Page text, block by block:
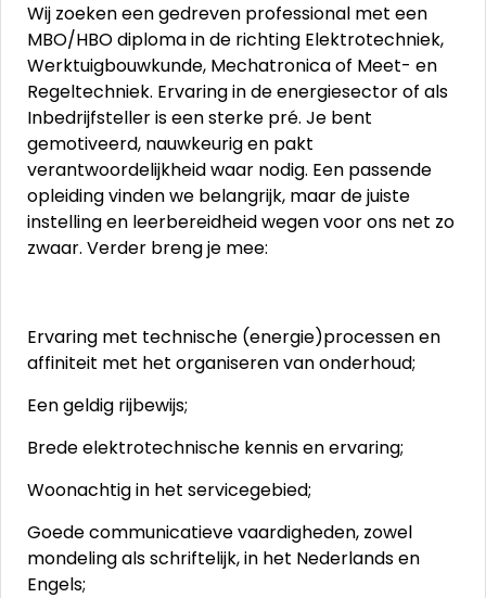
Wij zoeken een gedreven professional met een
MBO/HBO diploma in de richting Elektrotechniek,
Werktuigbouwkunde, Mechatronica of Meet- en
Regeltechniek. Ervaring in de energiesector of als
Inbedrijfsteller is een sterke pré. Je bent
gemotiveerd, nauwkeurig en pakt
verantwoordelijkheid waar nodig. Een passende
opleiding vinden we belangrijk, maar de juiste
instelling en leerbereidheid wegen voor ons net zo
zwaar. Verder breng je mee:
Ervaring met technische (energie)processen en
affiniteit met het organiseren van onderhoud;
Een geldig rijbewijs;
Brede elektrotechnische kennis en ervaring;
Woonachtig in het servicegebied;
Goede communicatieve vaardigheden, zowel
mondeling als schriftelijk, in het Nederlands en
Engels;